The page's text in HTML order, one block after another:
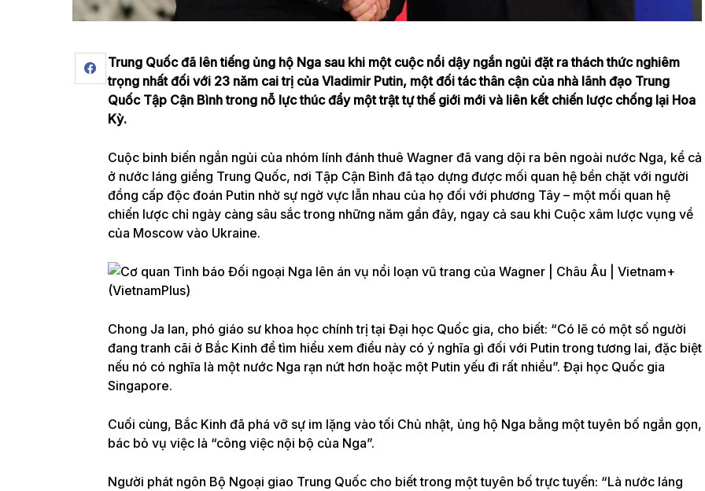
Trung Quốc đã lên tiếng ủng hộ Nga sau khi một cuộc nổi dậy ngắn ngủi đặt ra thách thức nghiêm
trọng nhất đối với 23 năm cai trị của Vladimir Putin, một đối tác thân cận của nhà lãnh đạo Trung
Quốc Tập Cận Bình trong nỗ lực thúc đẩy một trật tự thế giới mới và liên kết chiến lược chống lại Hoa
Kỳ.
Cuộc binh biến ngắn ngủi của nhóm lính đánh thuê Wagner đã vang dội ra bên ngoài nước Nga, kể cả
ở nước láng giềng Trung Quốc, nơi Tập Cận Bình đã tạo dựng được mối quan hệ bền chặt với người
đồng cấp độc đoán Putin nhờ sự ngờ vực lẫn nhau của họ đối với phương Tây – một mối quan hệ
chiến lược chỉ ngày càng sâu sắc trong những năm gần đây, ngay cả sau khi Cuộc xâm lược vụng về
của Moscow vào Ukraine.
Chong Ja Ian, phó giáo sư khoa học chính trị tại Đại học Quốc gia, cho biết: “Có lẽ có một số người
đang tranh cãi ở Bắc Kinh để tìm hiểu xem điều này có ý nghĩa gì đối với Putin trong tương lai, đặc biệt
nếu nó có nghĩa là một nước Nga rạn nứt hơn hoặc một Putin yếu đi rất nhiều”. Đại học Quốc gia
Singapore.
Cuối cùng, Bắc Kinh đã phá vỡ sự im lặng vào tối Chủ nhật, ủng hộ Nga bằng mộttuyên bố ngắn gọn,
bác bỏ vụ việc là “công việc nội bộ của Nga”.
Người phát ngôn Bộ Ngoại giao Trung Quốc cho biết trong một tuyên bố trực tuyến: “Là nước láng